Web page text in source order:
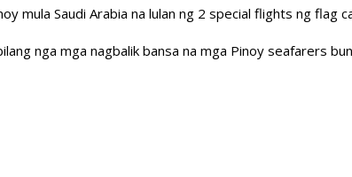
mula Saudi Arabia na lulan ng 2 special flights ng flag
nga mga nagbalik bansa na mga Pinoy seafarers